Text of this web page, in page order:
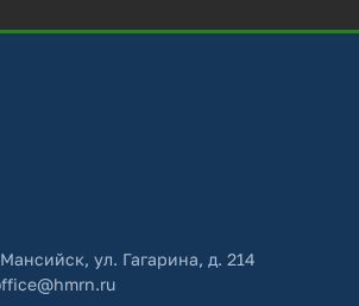
ул. Гагарина, д. 214